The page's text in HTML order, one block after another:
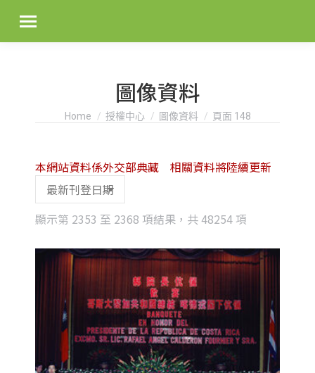
圖像資料
You are here:
Home 授權中心 圖像資料 頁面 148
顯示第 2353 至 2368 項結果，共 48254 項
latest
本網站資料係外交部典藏 相關資料將陸續更新